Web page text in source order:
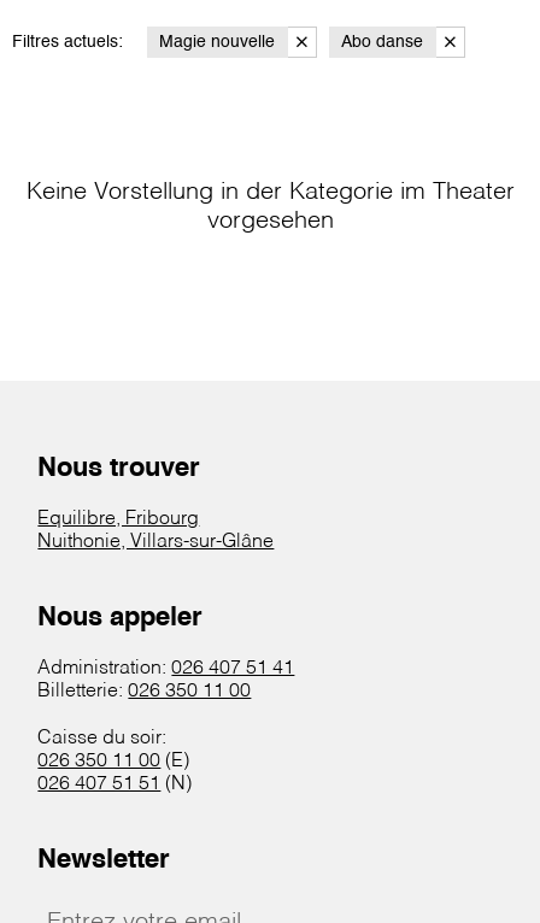
Filtres actuels: Magie nouvelle Abo danse
Keine Vorstellung in der Kategorie im Theater
vorgesehen
Nous trouver
Equilibre, Fribourg
Nuithonie, Villars-sur-Glâne
Nous appeler
Administration:026 407 51 41
Billetterie:026 350 11 00
Caisse du soir:
026 350 11 00 (E)
026 407 51 51 (N)
Newsletter